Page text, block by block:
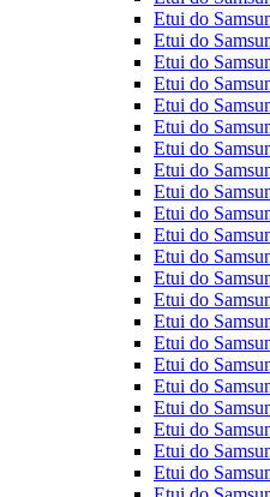
Etui do
Etui do
Etui do
Etui do
Etui do
Etui do
Etui do
Etui do
Etui do
Etui do
Etui do
Etui do
Etui do
Etui do
Etui do
Etui do
Etui do
Etui do
Etui do
Etui do
Etui do
Etui do